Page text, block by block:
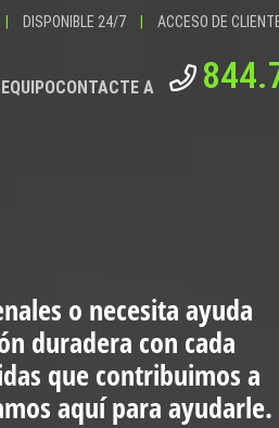
| DISPONIBLE 24/7 | ACCESO DE
CONTACTE A
o necesita ayuda
duradera con cada
que contribuimos a
aquí para ayudarle.